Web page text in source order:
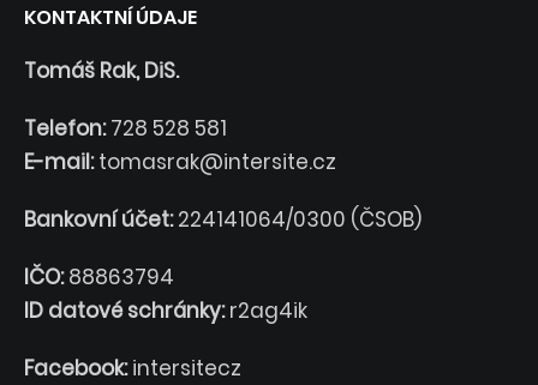
KONTAKTNÍ ÚDAJE
Tomáš Rak, DiS.
Telefon: 728 528 581
E-mail: tomasrak@intersite.cz
Bankovní účet:224141064/0300 (ČSOB)
IČO:88863794
ID datové schránky:r2ag4ik
Facebook: intersitecz